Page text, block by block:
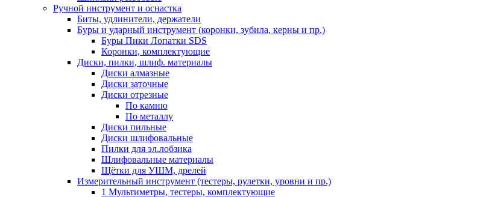
Ручной инструмент и оснастка
Биты, удлинители, держатели
Буры и ударный инструмент (коронки, зубила, керны и пр.)
Буры Пики Лопатки SDS
Коронки, комплектующие
Диски, пилки, шлиф. материалы
Диски алмазные
Диски заточные
Диски отрезные
По камню
По металлу
Диски пильные
Диски шлифовальные
Пилки для эл.лобзика
Шлифовальные материалы
Щётки для УШМ, дрелей
Измерительный инструмент (тестеры, рулетки, уровни и пр.)
1 Мультиметры, тестеры, комплектующие